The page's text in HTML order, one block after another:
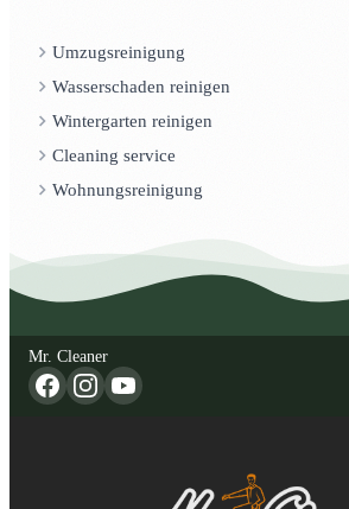
Umzugsreinigung
Wasserschaden reinigen
Wintergarten reinigen
Cleaning service
Wohnungsreinigung
Mr. Cleaner